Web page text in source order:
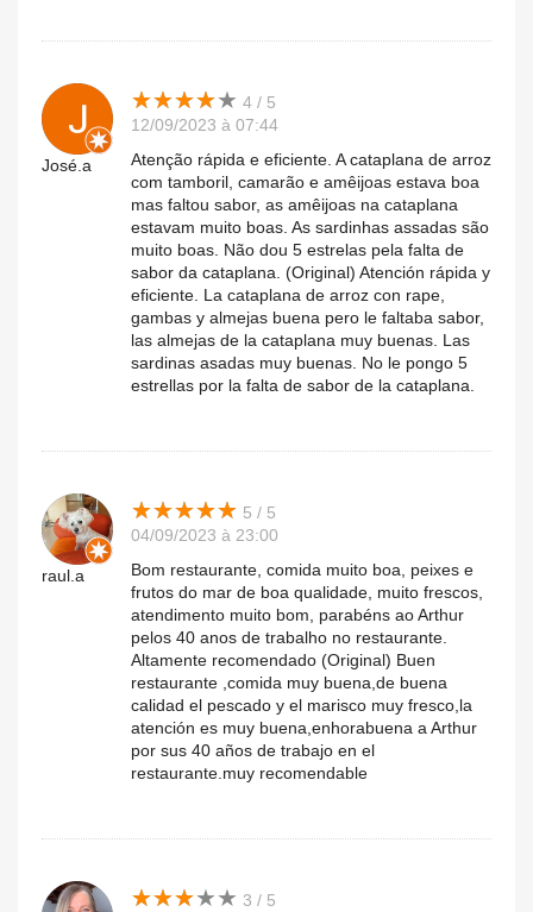
José.a
★★★★★
★★★★★ 4 / 5
12/09/2023 à 07:44
Atenção rápida e eficiente. A cataplana de arroz
com tamboril, camarão e amêijoas estava boa
mas faltou sabor, as amêijoas na cataplana
estavam muito boas. As sardinhas assadas são
muito boas. Não dou 5 estrelas pela falta de
sabor da cataplana. (Original) Atención rápida y
eficiente. La cataplana de arroz con rape,
gambas y almejas buena pero le faltaba sabor,
las almejas de la cataplana muy buenas. Las
sardinas asadas muy buenas. No le pongo 5
estrellas por la falta de sabor de la cataplana.
raul.a
★★★★★
★★★★★ 5 / 5
04/09/2023 à 23:00
Bom restaurante, comida muito boa, peixes e
frutos do mar de boa qualidade, muito frescos,
atendimento muito bom, parabéns ao Arthur
pelos 40 anos de trabalho no restaurante.
Altamente recomendado (Original) Buen
restaurante ,comida muy buena,de buena
calidad el pescado y el marisco muy fresco,la
atención es muy buena,enhorabuena a Arthur
por sus 40 años de trabajo en el
restaurante.muy recomendable
★★★★★
★★★★★ 3 / 5